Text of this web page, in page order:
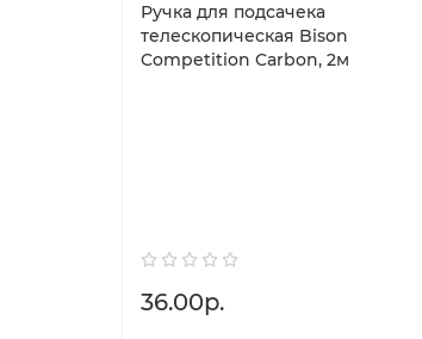
Ручка для подсачека
телескопическая Bison
Competition Carbon, 2м
36.00р.